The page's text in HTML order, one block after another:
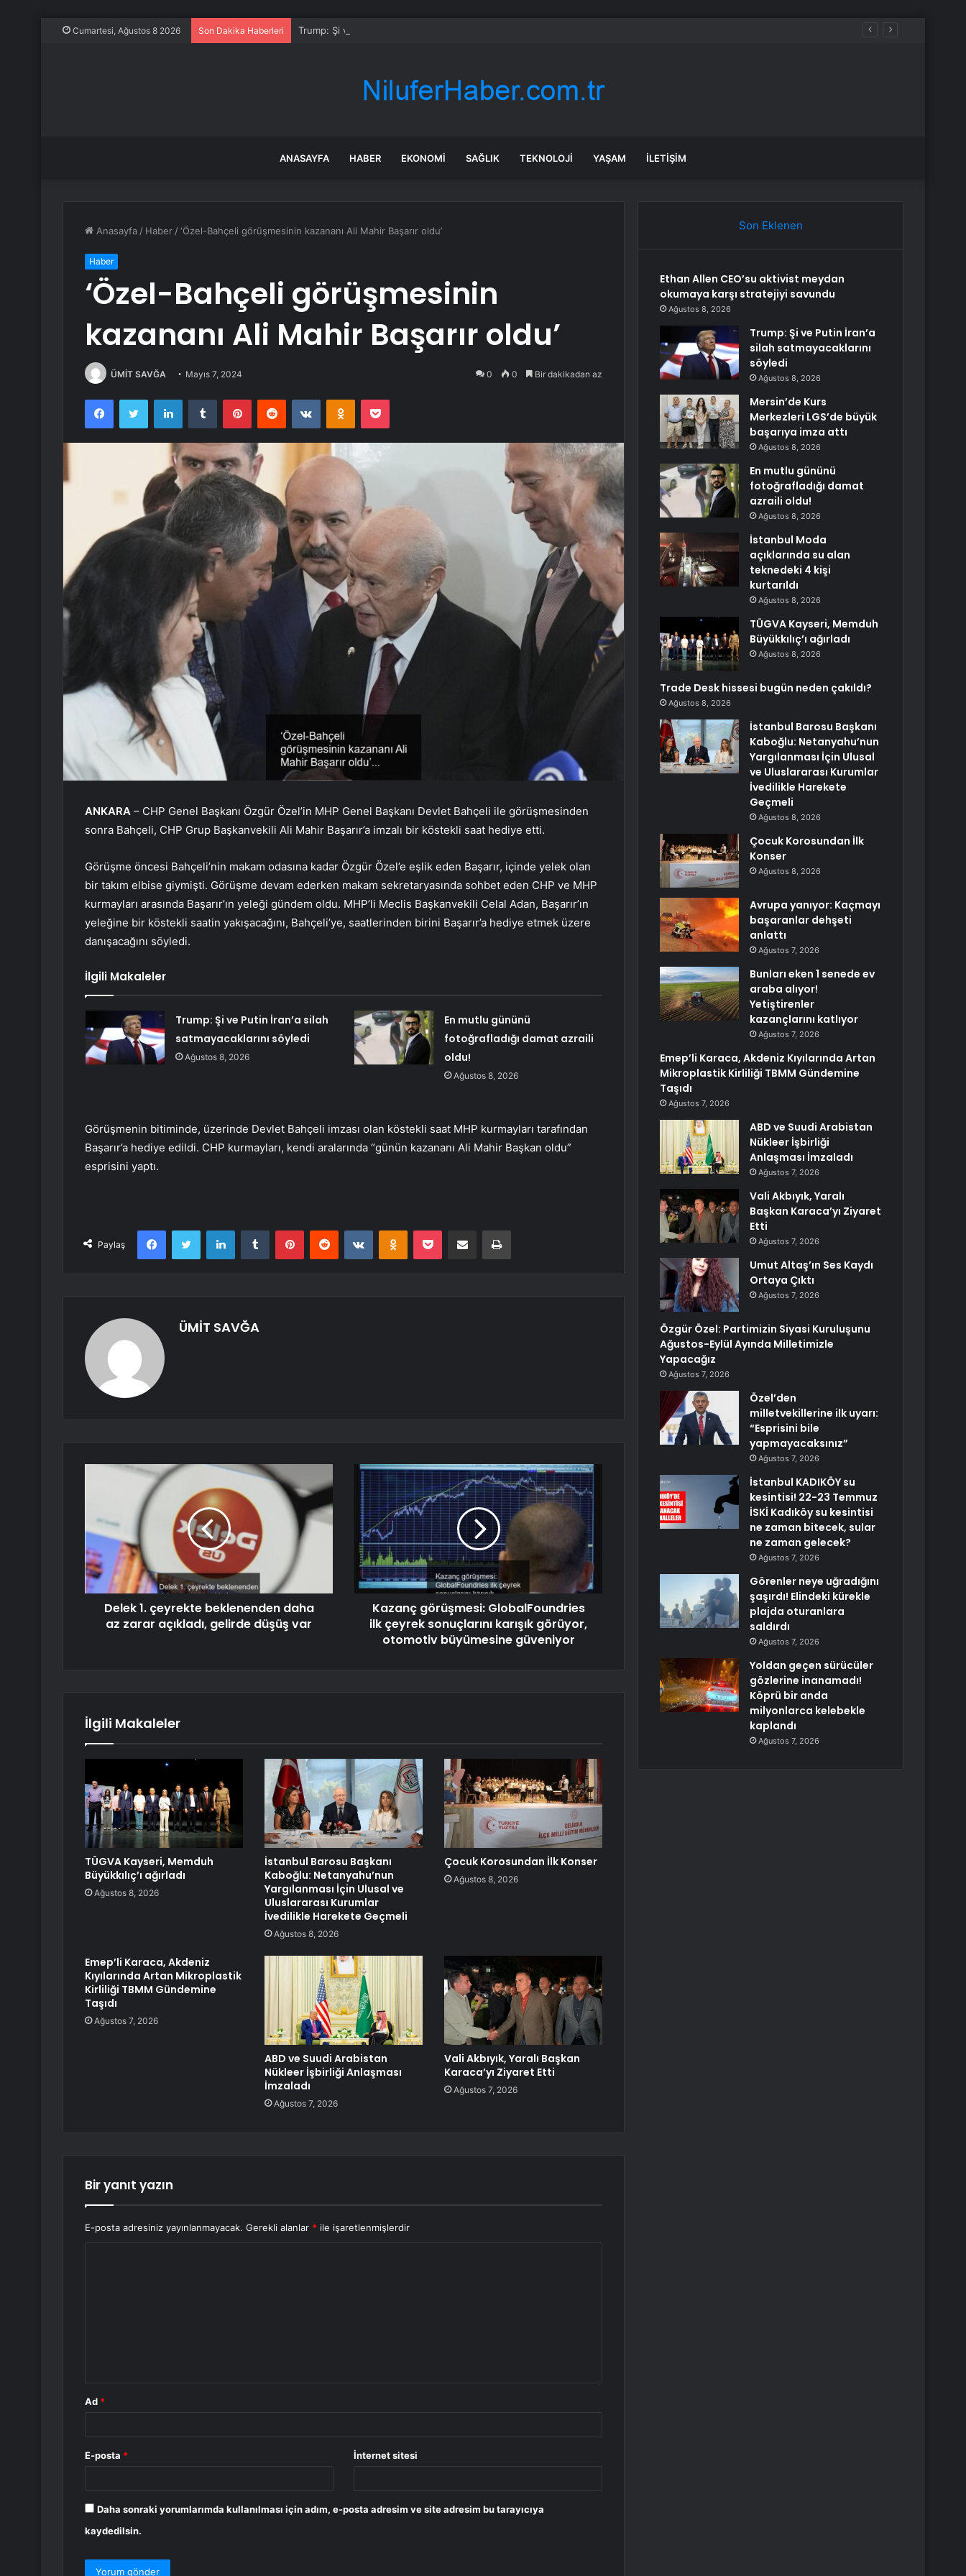
Cumartesi, Ağustos 8 2026 Son Dakika Haberleri Trump: Şi ve Putin İran’a silah satmayacaklarını söyledi
ANASAYFA HABER EKONOMI SAĞLIK TEKNOLOJI YAŞAM İLETIŞIM
Anasayfa / Haber /‘Özel-Bahçeli görüşmesinin kazananı Ali Mahir Başarır oldu’
Haber
‘Özel-Bahçeli görüşmesinin
kazananı Ali Mahir Başarır oldu’
ÜMİT SAVĞA Mayıs 7, 2024 0 0 Bir dakikadan az
FacebookTwitter LinkedInTumblr PinterestReddit VKontakteOdnoklassniki
Pocket
ANKARA – CHP Genel Başkanı Özgür Özel’in MHP Genel Başkanı Devlet Bahçeli ile görüşmesinden
sonra Bahçeli, CHP Grup Başkanvekili Ali Mahir Başarır’a imzalı bir köstekli saat hediye etti.
Görüşme öncesi Bahçeli’nin makam odasına kadar Özgür Özel’e eşlik eden Başarır, içinde yelek olan
bir takım elbise giymişti. Görüşme devam ederken makam sekretaryasında sohbet eden CHP ve MHP
kurmayları arasında Başarır’ın yeleği gündem oldu. MHP’li Meclis Başkanvekili Celal Adan, Başarır’ın
yeleğine bir köstekli saatin yakışacağını, Bahçeli’ye, saatlerinden birini Başarır’a hediye etmek üzere
danışacağını söyledi.
İlgili Makaleler
Trump: Şi ve Putin İran’a silah
satmayacaklarını söyledi
Ağustos 8, 2026
En mutlu gününü
fotoğrafladığı damat azraili
oldu!
Ağustos 8, 2026
Görüşmenin bitiminde, üzerinde Devlet Bahçeli imzası olan köstekli saat MHP kurmayları tarafından
Başarır’a hediye edildi. CHP kurmayları, kendi aralarında “günün kazananı Ali Mahir Başkan oldu”
esprisini yaptı.
Paylaş
FacebookTwitter LinkedInTumblr PinterestReddit VKontakteOdnoklassniki
Pocket E-Posta ile paylaş Yazdır
ÜMİT SAVĞA
Delek 1. çeyrekte beklenenden daha
az zarar açıkladı, gelirde düşüş var
Kazanç görüşmesi: GlobalFoundries
ilk çeyrek sonuçlarını karışık görüyor,
otomotiv büyümesine güveniyor
İlgili Makaleler
TÜGVA Kayseri, Memduh
Büyükkılıç’ı ağırladı
Ağustos 8, 2026
İstanbul Barosu Başkanı
Kaboğlu: Netanyahu’nun
Yargılanması İçin Ulusal ve
Uluslararası Kurumlar
İvedilikle Harekete Geçmeli
Ağustos 8, 2026
Çocuk Korosundan İlk Konser
Ağustos 8, 2026
Emep’li Karaca, Akdeniz
Kıyılarında Artan Mikroplastik
Kirliliği TBMM Gündemine
Taşıdı
Ağustos 7, 2026
ABD ve Suudi Arabistan
Nükleer İşbirliği Anlaşması
İmzaladı
Ağustos 7, 2026
Vali Akbıyık, Yaralı Başkan
Karaca’yı Ziyaret Etti
Ağustos 7, 2026
Bir yanıt yazın
E-posta adresiniz yayınlanmayacak. Gerekli alanlar * ile işaretlenmişlerdir
Ad *
E-posta * İnternet sitesi
Daha sonraki yorumlarımda kullanılması için adım, e-posta adresim ve site adresim bu tarayıcıya
kaydedilsin.
Son Eklenen
Ethan Allen CEO’su aktivist meydan
okumaya karşı stratejiyi savundu
Ağustos 8, 2026
Trump: Şi ve Putin İran’a
silah satmayacaklarını
söyledi
Ağustos 8, 2026
Mersin’de Kurs
Merkezleri LGS’de büyük
başarıya imza attı
Ağustos 8, 2026
En mutlu gününü
fotoğrafladığı damat
azraili oldu!
Ağustos 8, 2026
İstanbul Moda
açıklarında su alan
teknedeki 4 kişi
kurtarıldı
Ağustos 8, 2026
TÜGVA Kayseri, Memduh
Büyükkılıç’ı ağırladı
Ağustos 8, 2026
Trade Desk hissesi bugün neden çakıldı?
Ağustos 8, 2026
İstanbul Barosu Başkanı
Kaboğlu: Netanyahu’nun
Yargılanması İçin Ulusal
ve Uluslararası Kurumlar
İvedilikle Harekete
Geçmeli
Ağustos 8, 2026
Çocuk Korosundan İlk
Konser
Ağustos 8, 2026
Avrupa yanıyor: Kaçmayı
başaranlar dehşeti
anlattı
Ağustos 7, 2026
Bunları eken 1 senede ev
araba alıyor!
Yetiştirenler
kazançlarını katlıyor
Ağustos 7, 2026
Emep’li Karaca, Akdeniz Kıyılarında Artan
Mikroplastik Kirliliği TBMM Gündemine
Taşıdı
Ağustos 7, 2026
ABD ve Suudi Arabistan
Nükleer İşbirliği
Anlaşması İmzaladı
Ağustos 7, 2026
Vali Akbıyık, Yaralı
Başkan Karaca’yı Ziyaret
Etti
Ağustos 7, 2026
Umut Altaş’ın Ses Kaydı
Ortaya Çıktı
Ağustos 7, 2026
Özgür Özel: Partimizin Siyasi Kuruluşunu
Ağustos-Eylül Ayında Milletimizle
Yapacağız
Ağustos 7, 2026
Özel’den
milletvekillerine ilk uyarı:
“Esprisini bile
yapmayacaksınız”
Ağustos 7, 2026
İstanbul KADIKÖY su
kesintisi! 22-23 Temmuz
İSKİ Kadıköy su kesintisi
ne zaman bitecek, sular
ne zaman gelecek?
Ağustos 7, 2026
Görenler neye uğradığını
şaşırdı! Elindeki kürekle
plajda oturanlara
saldırdı
Ağustos 7, 2026
Yoldan geçen sürücüler
gözlerine inanamadı!
Köprü bir anda
milyonlarca kelebekle
kaplandı
Ağustos 7, 2026